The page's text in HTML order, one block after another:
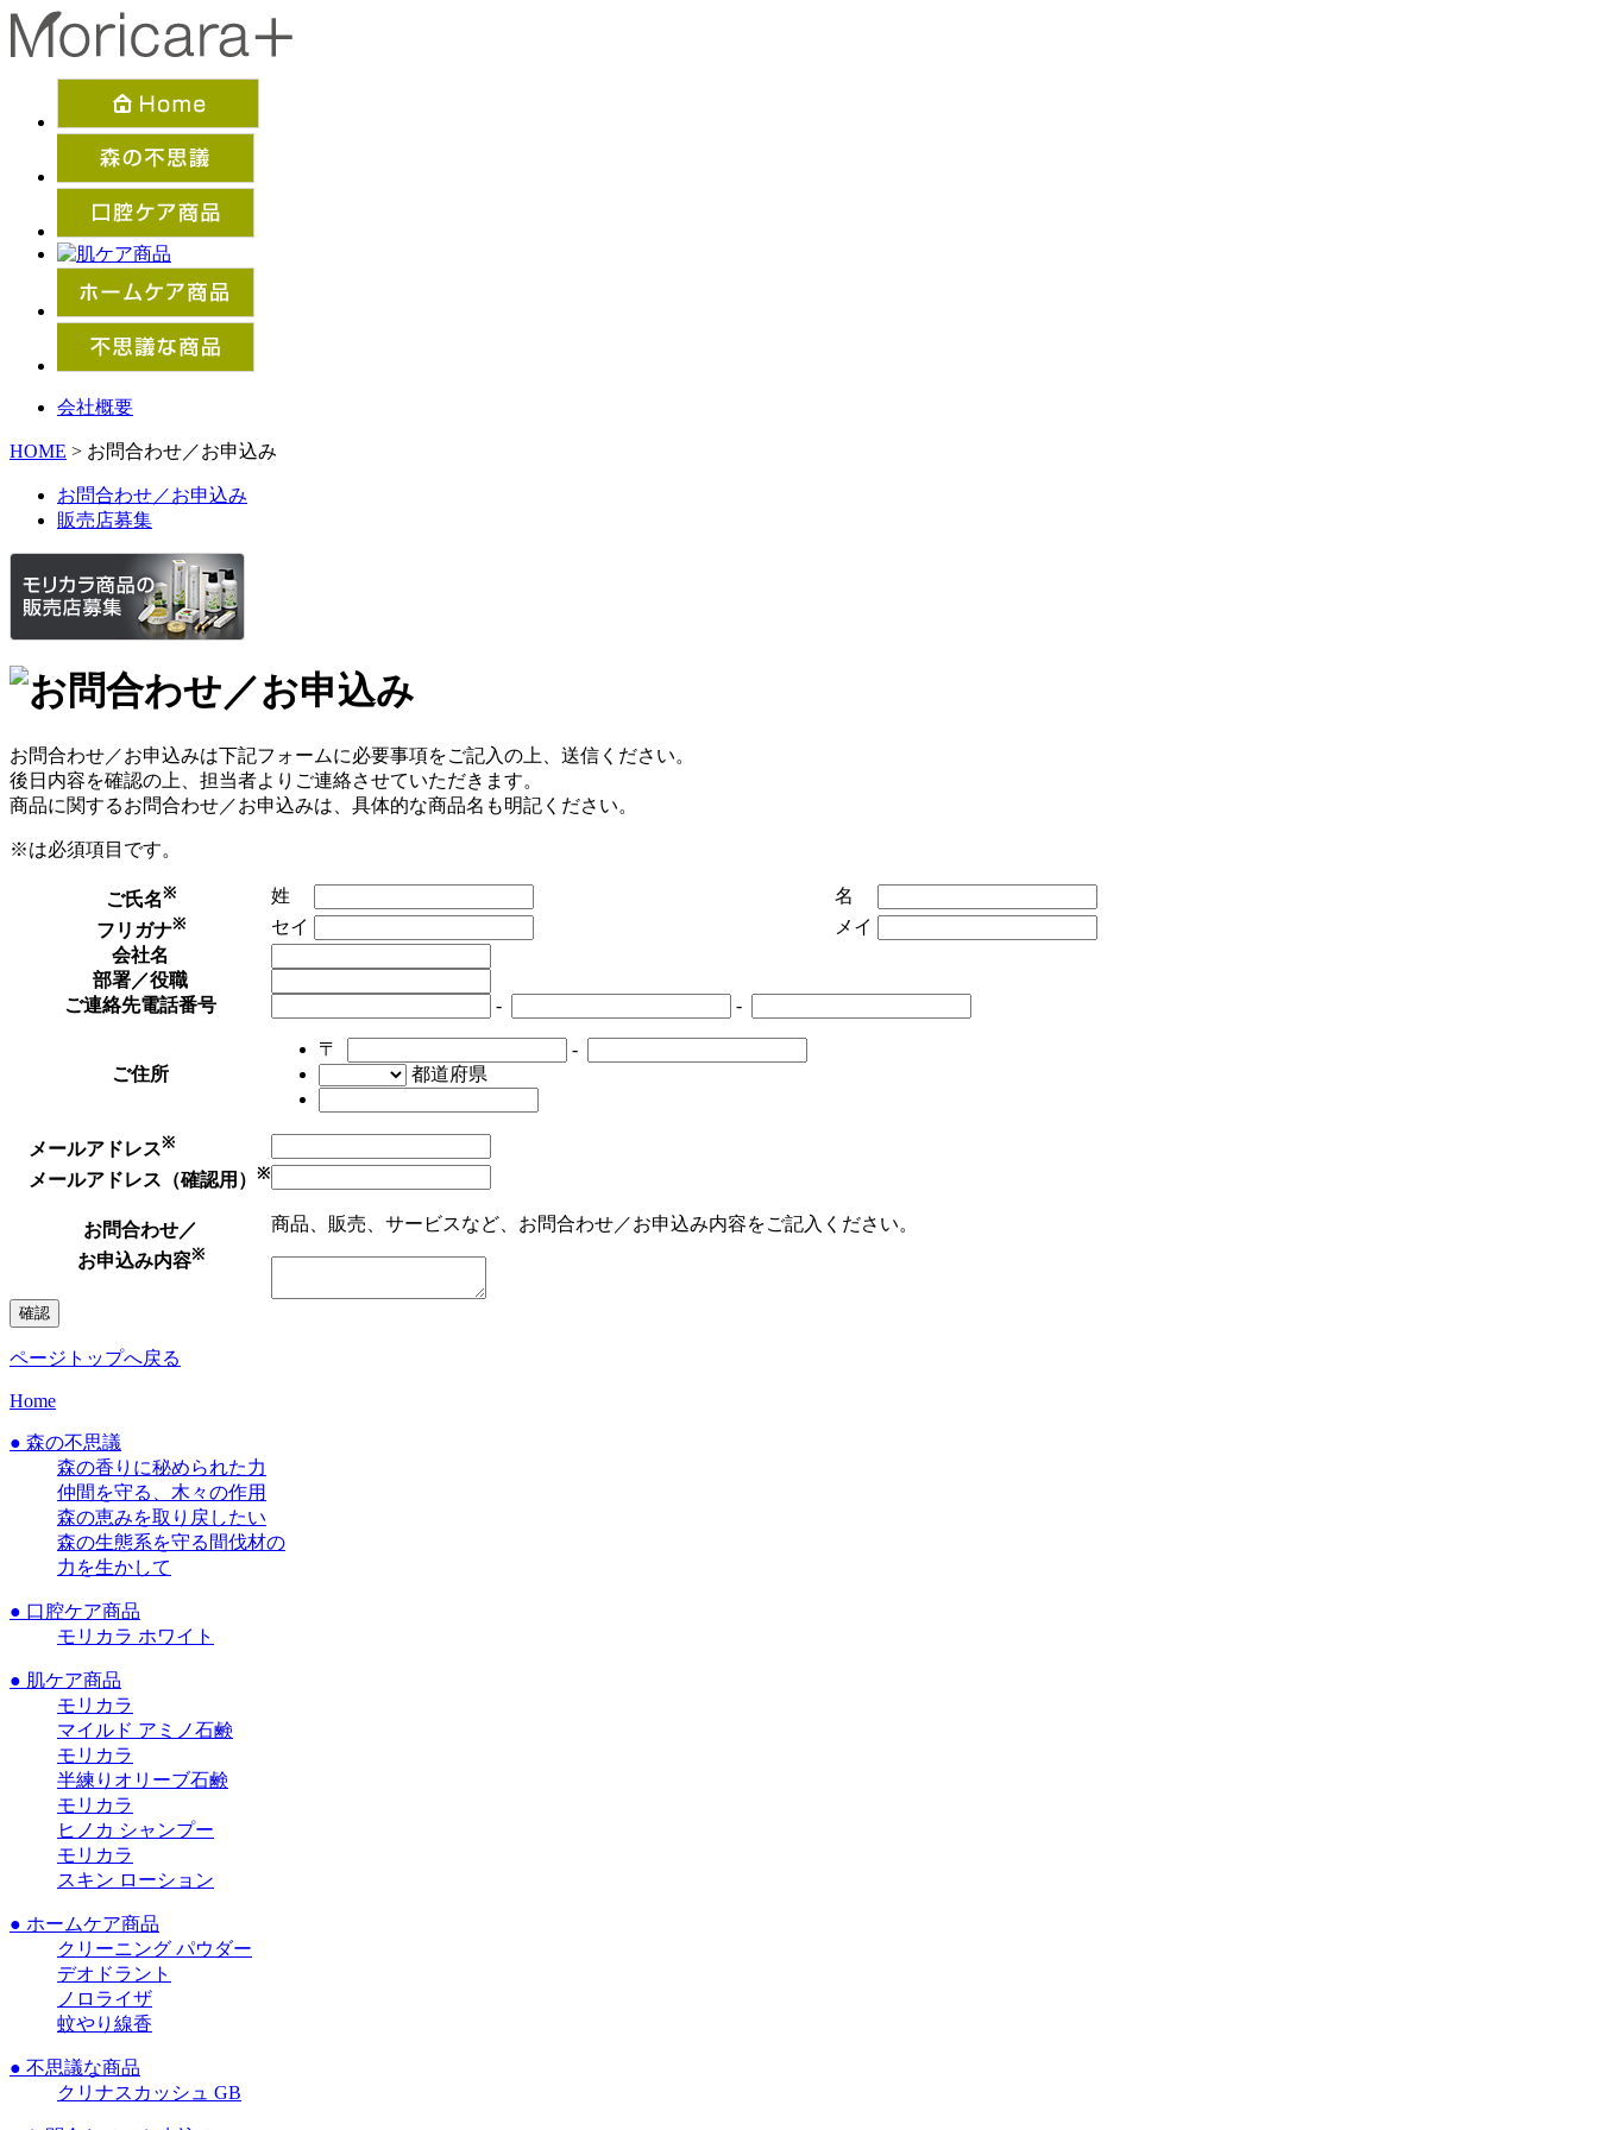
会社概要
HOME > お問合わせ／お申込み
お問合わせ／お申込み
販売店募集
お問合わせ／お申込みは下記フォームに必要事項をご記入の上、送信ください。
後日内容を確認の上、担当者よりご連絡させていただきます。
商品に関するお問合わせ／お申込みは、具体的な商品名も明記ください。
※は必須項目です。
ご氏名※ 姓
名
フリガナ※ セイ
メイ
会社名
部署／役職
ご連絡先電話番号
- -
ご住所
〒
-
都道府県
メールアドレス※
メールアドレス（確認用） ※
お問合わせ／
お申込み内容※
商品、販売、サービスなど、お問合わせ／お申込み内容をご記入ください。
ページトップへ戻る
Home
● 森の不思議
森の香りに秘められた力
仲間を守る、木々の作用
森の恵みを取り戻したい
森の生態系を守る間伐材の
力を生かして
● 口腔ケア商品
モリカラ ホワイト
● 肌ケア商品
モリカラ
マイルド アミノ石鹸
モリカラ
半練りオリーブ石鹸
モリカラ
ヒノカ シャンプー
モリカラ
スキン ローション
● ホームケア商品
クリーニング パウダー
デオドラント
ノロライザ
蚊やり線香
● 不思議な商品
クリナスカッシュ GB